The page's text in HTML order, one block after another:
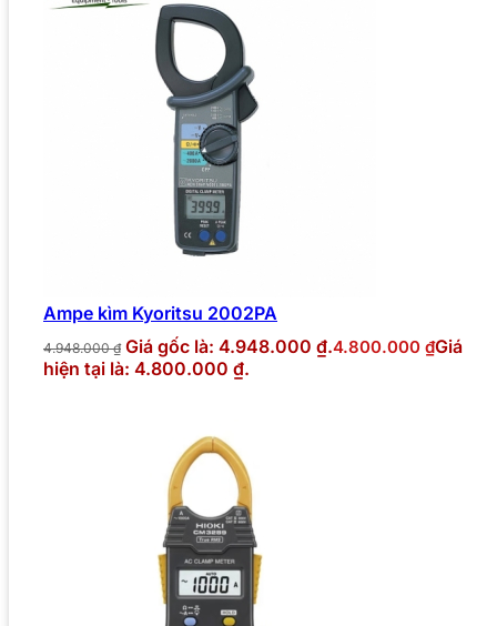
Ampe kìm Kyoritsu 2002PA
4.948.000₫ Giá gốc là: 4.948.000 ₫.4.800.000 ₫Giá
hiện tại là: 4.800.000 ₫.